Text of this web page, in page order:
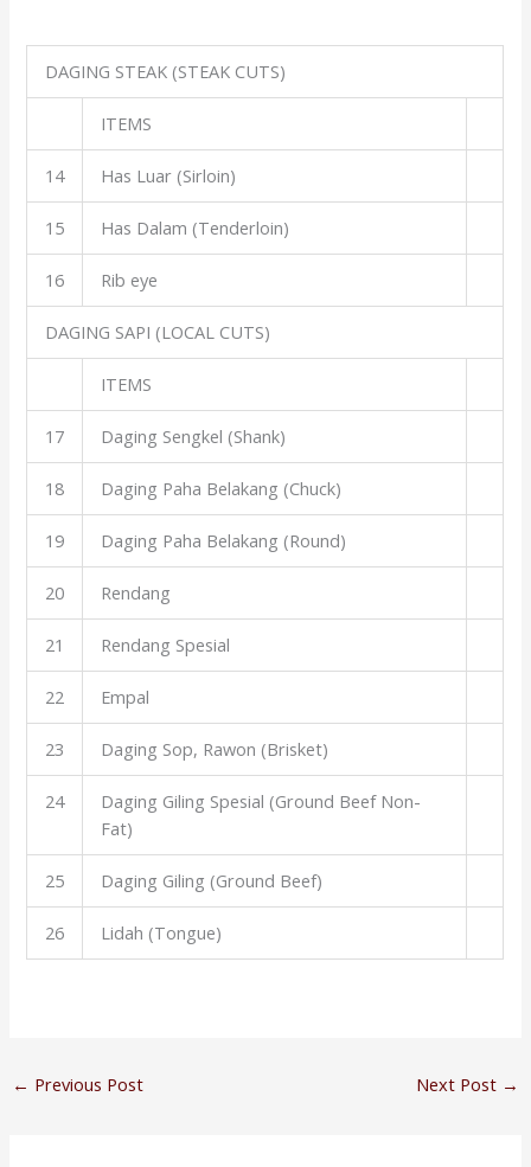
DAGING STEAK (STEAK CUTS)
ITEMS
14 Has Luar (Sirloin)
15 Has Dalam (Tenderloin)
16 Rib eye
DAGING SAPI (LOCAL CUTS)
ITEMS
17 Daging Sengkel (Shank)
18 Daging Paha Belakang (Chuck)
19 Daging Paha Belakang (Round)
20 Rendang
21 Rendang Spesial
22 Empal
23 Daging Sop, Rawon (Brisket)
24
Daging Giling Spesial (Ground Beef Non-
Fat)
25 Daging Giling (Ground Beef)
26 Lidah (Tongue)
← Previous Post Next Post →